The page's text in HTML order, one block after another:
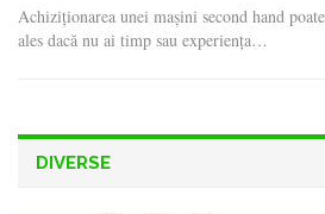
Achiziționarea unei mașini second hand
ales dacă nu ai timp sau experiența…
DIVERSE